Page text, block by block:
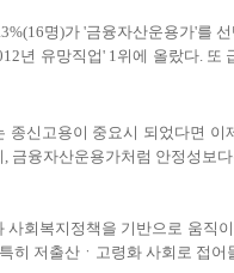
명)가 '금융자산운용가'를
년 유망직업' 1위에 올랐다.
종신고용이 중요시 되었다면
금융자산운용가처럼 안정성보
회복지정책을 기반으로 움직
히 저출산ㆍ고령화 사회로 접